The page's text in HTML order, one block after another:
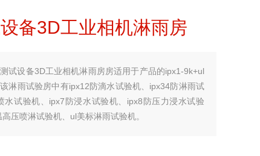
备3D工业相机淋雨房
试设备3D工业相机淋雨房房适用于产品的ipx1-9k+ul
淋雨试验房中有ipx12防滴水试验机、ipx34防淋雨试
水试验机、ipx7防浸水试验机、ipx8防压力浸水试验
压喷淋试验机、ul美标淋雨试验机。